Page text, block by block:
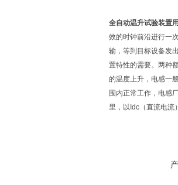
全自动温升试验装置
效的时钟前沿进行一
输，等到目标设备发
置特性的需要。两种
的温度上升，电感一
围内正常工作，电感
里，以Idc（直流电流